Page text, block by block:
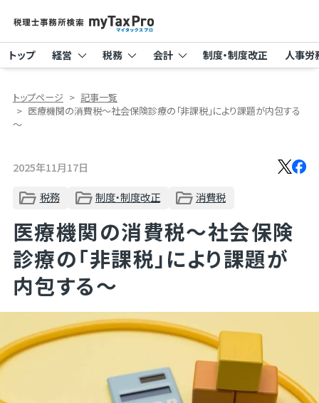
トップ 経営 税務 会計 制度・制度改正 人事労
トップページ
記事一覧
医療機関の消費税～社会保険診療の「非課税」により課題が内包する
～
2025年11月17日
税務
制度・制度改正 消費税
医療機関の消費税～社会保険
診療の「非課税」により課題が
内包する～